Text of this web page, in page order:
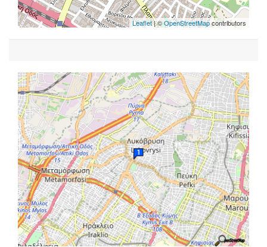
Leaflet| ©OpenStreetMapcontributors